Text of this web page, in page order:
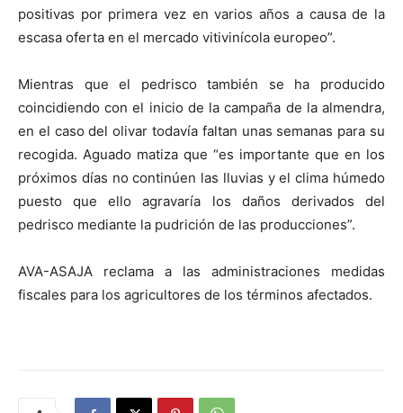
positivas por primera vez en varios años a causa de la
escasa oferta en el mercado vitivinícola europeo”.
Mientras que el pedrisco también se ha producido
coincidiendo con el inicio de la campaña de la almendra,
en el caso del olivar todavía faltan unas semanas para su
recogida. Aguado matiza que “es importante que en los
próximos días no continúen las lluvias y el clima húmedo
puesto que ello agravaría los daños derivados del
pedrisco mediante la pudrición de las producciones”.
AVA-ASAJA reclama a las administraciones medidas
fiscales para los agricultores de los términos afectados.